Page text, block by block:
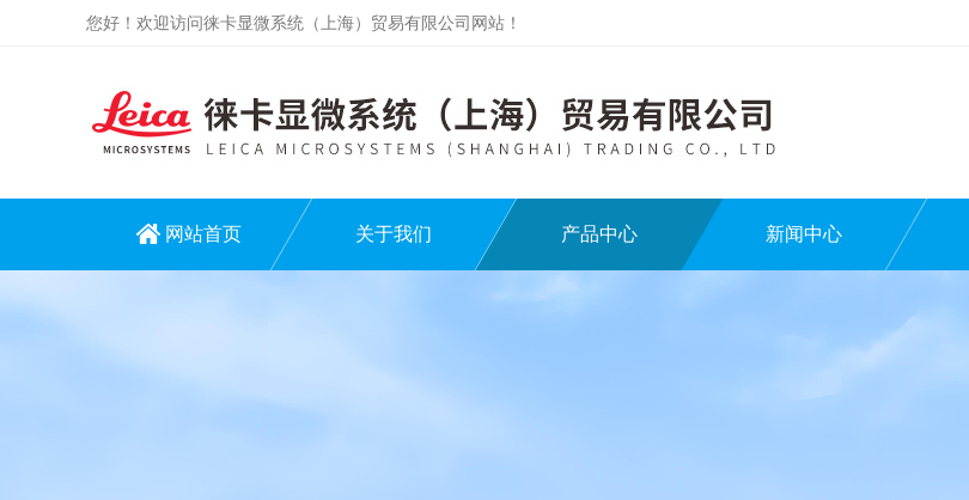
您好！欢迎访问徕卡显微系统（上海）贸易有限公司网站！
网站首页 关于我们 产品中心 新闻中心